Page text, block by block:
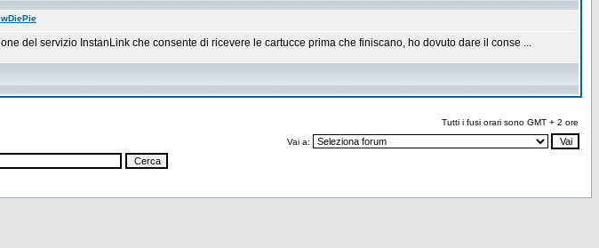
del servizio InstanLink che consente di ricevere le cartucce prima che finiscano, ho dovuto dare il conse ...
Tutti i fusi orari sono GMT + 2 ore
Vai a: